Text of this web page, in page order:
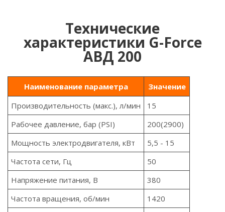
Технические
характеристики G-Force
ABД 200
Наименование параметра
Значение
Производительность (макс.), л/мин
15
Рабочее давление, бар (PSI)
200(2900)
Мощность электродвигателя, кВт
5,5 - 15
Частота сети, Гц
50
Напряжение питания, В
380
Частота вращения, об/мин
1420